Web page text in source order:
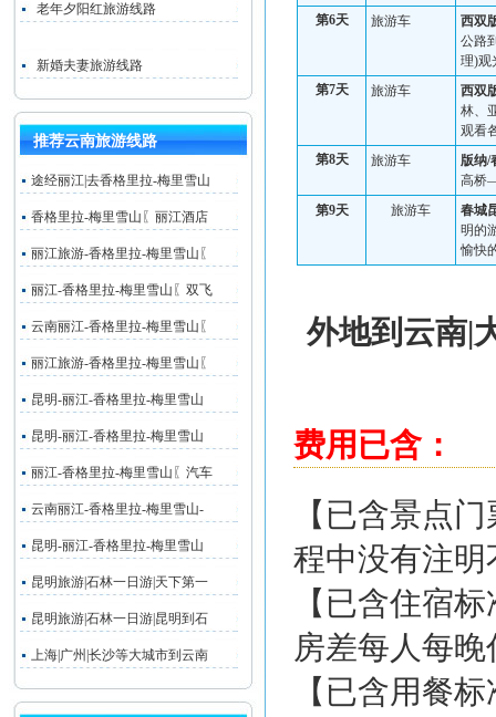
老年夕阳红旅游线路
新婚夫妻旅游线路
推荐云南旅游线路
途经丽江|去香格里拉-梅里雪山
香格里拉-梅里雪山〖丽江酒店
丽江旅游-香格里拉-梅里雪山〖
丽江-香格里拉-梅里雪山〖双飞
云南丽江-香格里拉-梅里雪山〖
丽江旅游-香格里拉-梅里雪山〖
昆明-丽江-香格里拉-梅里雪山
昆明-丽江-香格里拉-梅里雪山
丽江-香格里拉-梅里雪山〖汽车
云南丽江-香格里拉-梅里雪山-
昆明-丽江-香格里拉-梅里雪山
昆明旅游|石林一日游|天下第一
昆明旅游|石林一日游|昆明到石
上海|广州|长沙等大城市到云南
第6天 旅游车
西双
公路
理)观
第7天 旅游车
西双
林、
观看
第8天 旅游车 版纳/
高
第9天 旅游车 春城
明的
愉快
外地到云南|
费用已含：
【已含景点
程中没有注
【已含住宿
房差每人每
【已含用餐